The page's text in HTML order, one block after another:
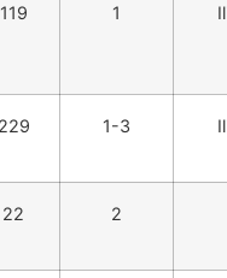
119 1
229 1-3
22 2